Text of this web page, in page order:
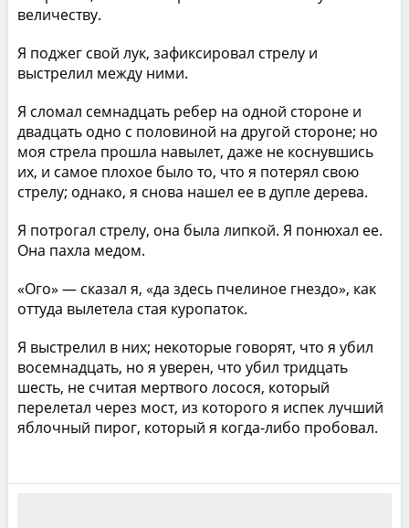
величеству.
Я поджег свой лук, зафиксировал стрелу и
выстрелил между ними.
Я сломал семнадцать ребер на одной стороне и
двадцать одно с половиной на другой стороне; но
моя стрела прошла навылет, даже не коснувшись
их, и самое плохое было то, что я потерял свою
стрелу; однако, я снова нашел ее в дупле дерева.
Я потрогал стрелу, она была липкой. Я понюхал ее.
Она пахла медом.
«Ого» — сказал я, «да здесь пчелиное гнездо», как
оттуда вылетела стая куропаток.
Я выстрелил в них; некоторые говорят, что я убил
восемнадцать, но я уверен, что убил тридцать
шесть, не считая мертвого лосося, который
перелетал через мост, из которого я испек лучший
яблочный пирог, который я когда-либо пробовал.